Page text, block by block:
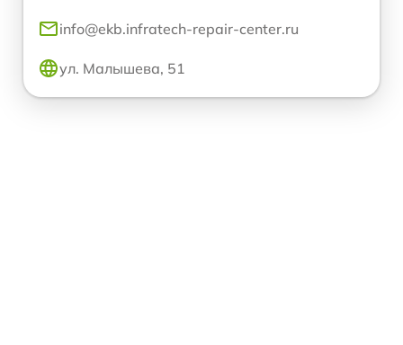
info@ekb.infratech-repair-center.ru
ул. Малышева, 51